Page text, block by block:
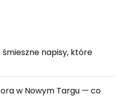
napisy, które
w Nowym Targu — co